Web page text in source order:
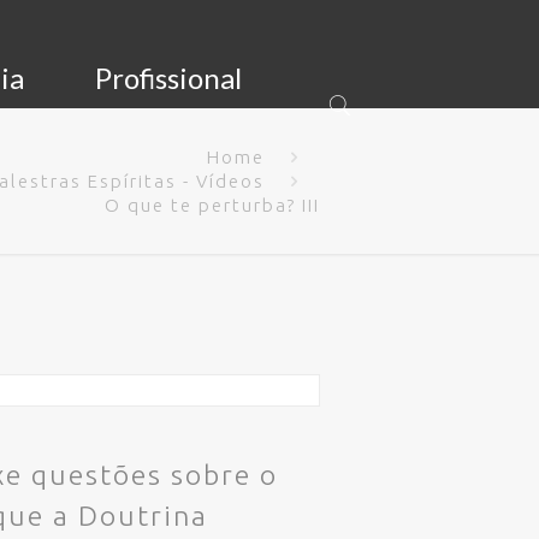
Profissional
Home
Espíritas - Vídeos
O que te perturba? III
questões sobre o
a Doutrina